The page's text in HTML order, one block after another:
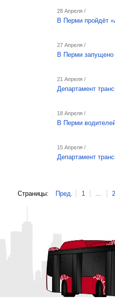
28 Апреля /
В Перми пройдёт
27 Апреля /
В Перми запущено
21 Апреля /
Департамент
18 Апреля /
В Перми
15 Апреля /
Департамент
Страницы: Пред. 1